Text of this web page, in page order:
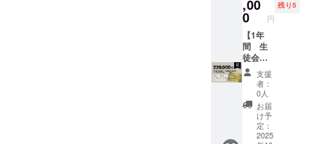
ティス
トとの
創造的
な連
携、行
政との
協働、
生物多
様性と
経済を
つなぐ
シンポ
ラー展
開：ホ
ワイト
または
ネイ
ビー ※
ご希望
のサイ
ズ、カ
ラーを
お選び
くださ
い。 ※
援者様
の交通
費や滞
在費は
各自で
ご負担
くださ
い。 ・
支援者
様との
連絡方
法：詳
細は
への譲
渡及び
貸与は
できま
せん。
本人の
飲酒の
み対象
とさせ
て頂き
ます。
※ 学級
平日限
定 営業
日
11:00-
22:00
Tap
room
パイン
ト1杯ご
提供/
日
（有効
,00
0 円
残り5
【1年
間 生
徒会
ビール
委員長
就任
権】 1
年間い
つでも
パイン
支援
者：
0人
お届
け予
定：
2025